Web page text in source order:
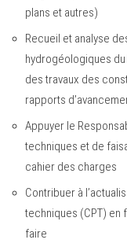
plans et autres)
Recueil et analyse
hydrogéologiques
des travaux des
rapports
Appuyer le
techniques et de
cahier des charges
Contribuer à
techniques (CPT)
faire